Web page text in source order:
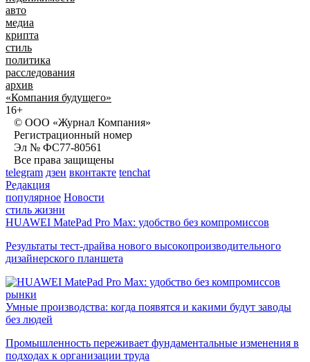
авто
медиа
крипта
стиль
политика
расследования
архив
«Компания будущего»
16+
© ООО «Журнал Компания»
Регистрационный номер
Эл № ФС77-80561
Все права защищены
telegram дзен вконтакте tenchat
Редакция
популярное Новости
стиль жизни
HUAWEI MatePad Pro Max: удобство без компромиссов
Результаты тест-драйва нового высокопроизводительного
дизайнерского планшета
рынки
Умные производства: когда появятся и какими будут заводы
без людей
Промышленность переживает фундаментальные изменения в
подходах к организации труда